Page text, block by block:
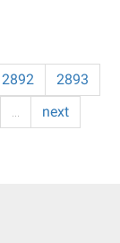
2892
2893
…
next